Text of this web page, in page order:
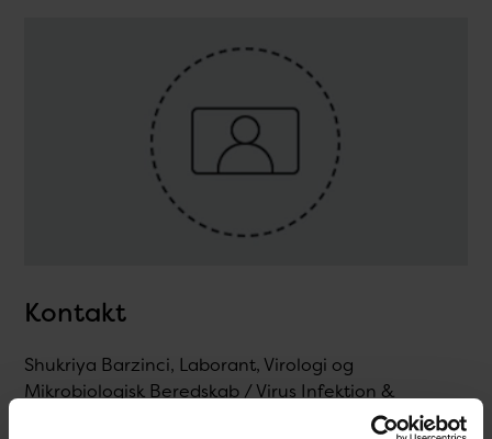
Kontakt
Shukriya Barzinci, Laborant, Virologi og
Mikrobiologisk Beredskab / Virus Infektion &